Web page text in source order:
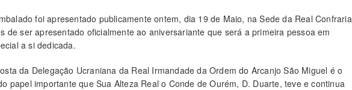
foi apresentado publicamente ontem, dia 19 de Maio, na Sede da Real Confraria
de ser apresentado oficialmente ao aniversariante que será a primeira pessoa em
a si dedicada.
da Delegação Ucraniana da Real Irmandade da Ordem do Arcanjo São Miguel é o
papel importante que Sua Alteza Real o Conde de Ourém, D. Duarte, teve e continua